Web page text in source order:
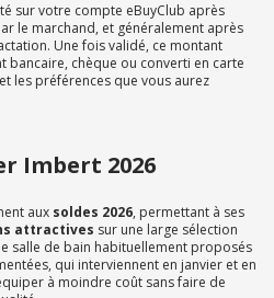
sur votre compte eBuyClub après
le marchand, et généralement après
Une fois validé, ce montant
chèque ou converti en carte
les préférences que vous aurez
Imbert 2026
aux soldes 2026, permettant à ses
attractives sur une large sélection
salle de bain habituellement proposés
qui interviennent en janvier et en
à moindre coût sans faire de